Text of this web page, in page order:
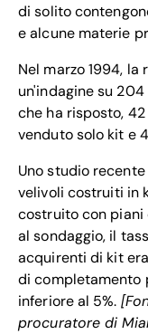
di solito
e alcune materie
Nel marzo 1994, la
un'indagine su
che ha risposto,
venduto solo kit e
Uno studio
velivoli costruiti in
costruito con
al sondaggio, il
acquirenti di kit
di completamento
inferiore al 5%.
procuratore di